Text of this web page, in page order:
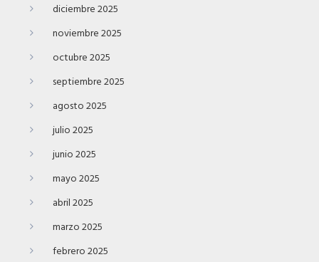
diciembre 2025
noviembre 2025
octubre 2025
septiembre 2025
agosto 2025
julio 2025
junio 2025
mayo 2025
abril 2025
marzo 2025
febrero 2025